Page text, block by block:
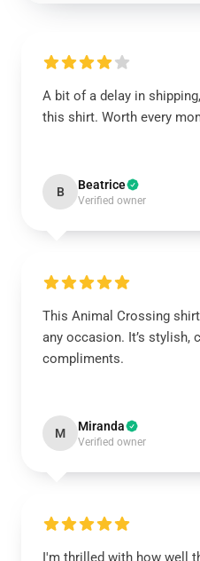
A bit of a delay in
this shirt. Worth every
B Beatrice
Verified owner
This Animal Crossing
any occasion. It’s stylish,
compliments.
M Miranda
Verified owner
I'm thrilled with how well